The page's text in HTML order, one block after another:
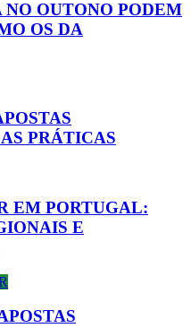
OUTONO PODEM
OS DA
PRÁTICAS
EM PORTUGAL:
E